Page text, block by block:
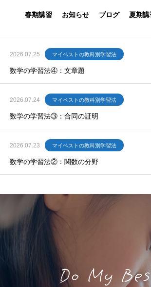
春期講習 お知らせ ブログ 夏期講
2026.07.25 マイベストの教科別学習法
数学の学習法④：文章題
2026.07.24 マイベストの教科別学習法
数学の学習法③：合同の証明
2026.07.23 マイベストの教科別学習法
数学の学習法②：関数の分野
Do My